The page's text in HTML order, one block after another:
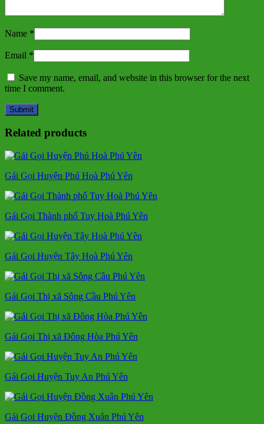
Name *
Email *
Save my name, email, and website in this browser for the next
time I comment.
Related products
Gái Gọi Huyện Phú Hoà Phú Yên
Gái Gọi Thành phố Tuy Hoà Phú Yên
Gái Gọi Huyện Tây Hoà Phú Yên
Gái Gọi Thị xã Sông Cầu Phú Yên
Gái Gọi Thị xã Đông Hòa Phú Yên
Gái Gọi Huyện Tuy An Phú Yên
Gái Gọi Huyện Đồng Xuân Phú Yên